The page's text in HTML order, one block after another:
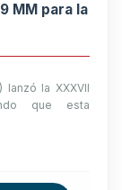
MM para la
lanzó la XXXVII
que esta